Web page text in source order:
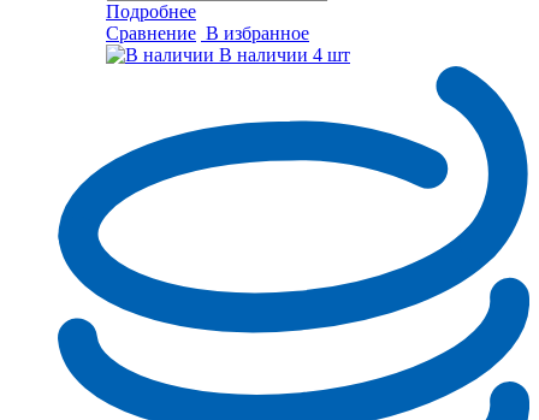
Подробнее
Сравнение В избранное
В наличии 4 шт